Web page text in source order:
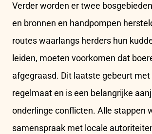
Verder worden er twee
en bronnen en handpompen
routes waarlangs herders hun
leiden, moeten voorkomen dat
afgegraasd. Dit laatste gebeurt met
regelmaat en is een belangrijke
onderlinge conflicten. Alle stappen
samenspraak met locale